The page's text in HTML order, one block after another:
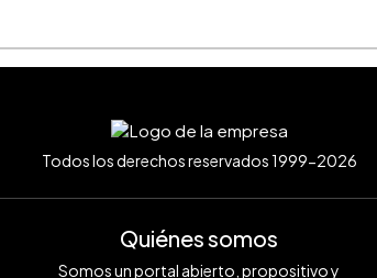
Todos los derechos reservados 1999-2026
Quiénes somos
Somos un portal abierto, propositivo y